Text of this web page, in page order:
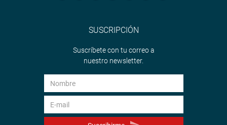
SUSCRIPCIÓN
Suscríbete con tu correo a
nuestro newsletter.